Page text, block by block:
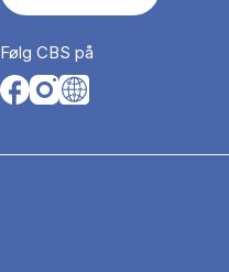
Følg CBS på
Opens in a new tab
Opens in a new tab
Opens in a new tab